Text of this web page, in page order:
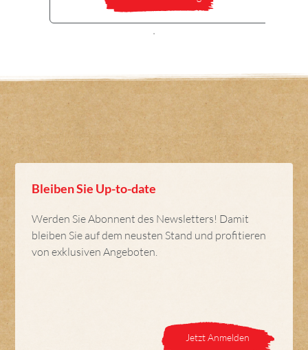
Bleiben Sie Up-to-date
Werden Sie Abonnent des Newsletters! Damit
bleiben Sie auf dem neusten Stand und profitieren
von exklusiven Angeboten.
Jetzt Anmelden